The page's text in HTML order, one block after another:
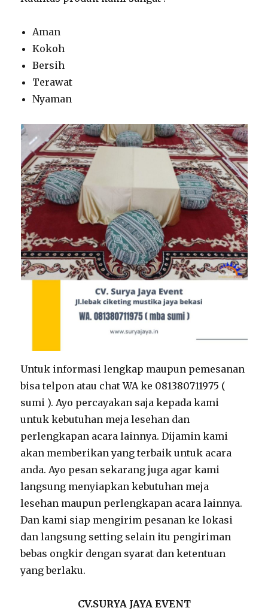
Aman
Kokoh
Bersih
Terawat
Nyaman
Untuk informasi lengkap maupun pemesanan
bisa telpon atau chat WA ke 081380711975 (
sumi ). Ayo percayakan saja kepada kami
untuk kebutuhan meja lesehan dan
perlengkapan acara lainnya. Dijamin kami
akan memberikan yang terbaik untuk acara
anda. Ayo pesan sekarang juga agar kami
langsung menyiapkan kebutuhan meja
lesehan maupun perlengkapan acara lainnya.
Dan kami siap mengirim pesanan ke lokasi
dan langsung setting selain itu pengiriman
bebas ongkir dengan syarat dan ketentuan
yang berlaku.
CV.SURYA JAYA EVENT